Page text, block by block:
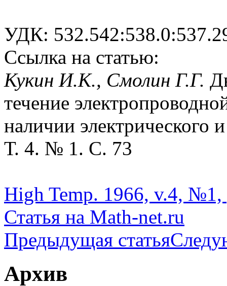
УДК:
Ссылка на статью:
Кукин И.К., Смолин Г.Г.
течение
наличии электрического
Т. 4. № 1. С. 73
High Temp. 1966, v.4, №1,
Статья на Math-net.ru
Предыдущая статья
Архив